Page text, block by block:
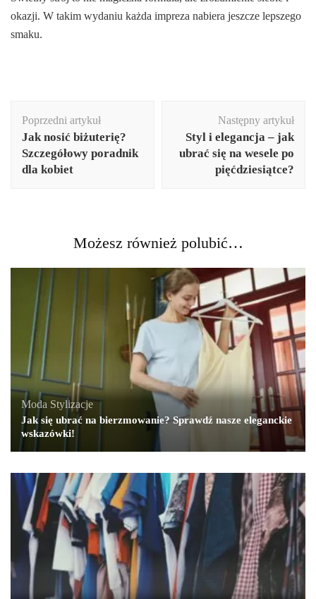
okazji. W takim wydaniu każda impreza nabiera jeszcze lepszego
smaku.
wpisu
Poprzedni artykuł
Jak nosić biżuterię?
Szczegółowy poradnik
dla kobiet
Następny artykuł
Styl i elegancja – jak
ubrać się na wesele po
pięćdziesiątce?
Możesz również polubić…
Moda,Stylizacje
Jak się ubrać na bierzmowanie? Sprawdź nasze eleganckie
wskazówki!